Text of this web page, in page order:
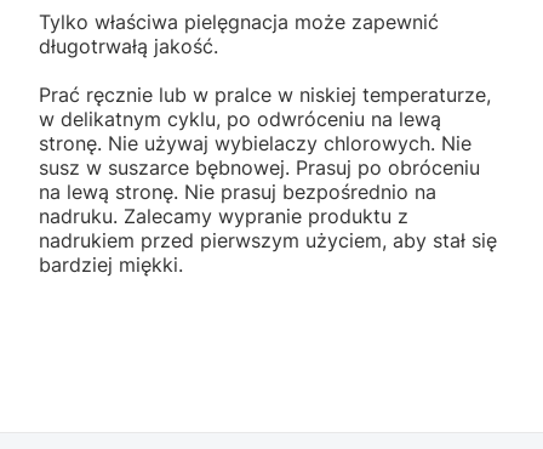
Tylko właściwa pielęgnacja może zapewnić
długotrwałą jakość.
Prać ręcznie lub w pralce w niskiej temperaturze,
w delikatnym cyklu, po odwróceniu na lewą
stronę. Nie używaj wybielaczy chlorowych. Nie
susz w suszarce bębnowej. Prasuj po obróceniu
na lewą stronę. Nie prasuj bezpośrednio na
nadruku. Zalecamy wypranie produktu z
nadrukiem przed pierwszym użyciem, aby stał się
bardziej miękki.